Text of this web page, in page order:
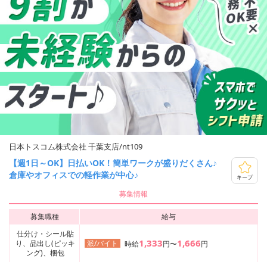
日本トスコム株式会社 千葉支店/nt109
【週1日～OK】日払いOK！簡単ワークが盛りだくさん♪
倉庫やオフィスでの軽作業が中心♪
キープ
募集情報
募集職種
給与
仕分け・シール貼
り、品出し(ピッキ
ング)、梱包
派/バイト 時給1,333円〜1,666円